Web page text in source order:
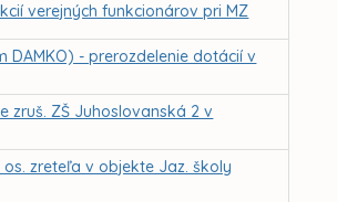
verejných funkcionárov pri MZ
- prerozdelenie dotácií v
zruš. ZŠ Juhoslovanská 2 v
zreteľa v objekte Jaz. školy